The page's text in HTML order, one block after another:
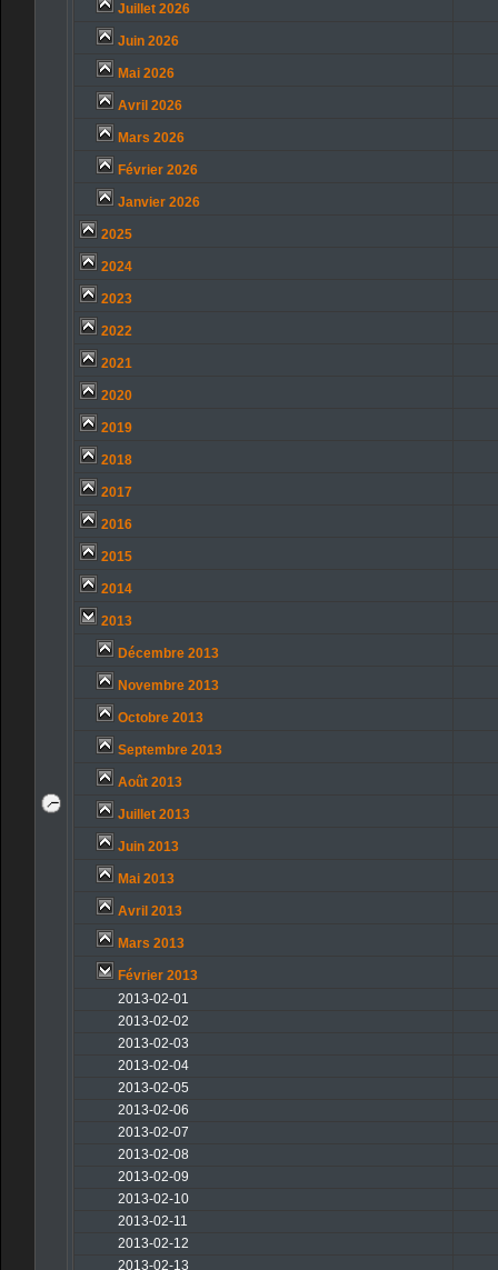
Juillet 2026
Juin 2026
Mai 2026
Avril 2026
Mars 2026
Février 2026
Janvier 2026
2025
2024
2023
2022
2021
2020
2019
2018
2017
2016
2015
2014
2013
Décembre 2013
Novembre 2013
Octobre 2013
Septembre 2013
Août 2013
Juillet 2013
Juin 2013
Mai 2013
Avril 2013
Mars 2013
Février 2013
2013-02-01
2013-02-02
2013-02-03
2013-02-04
2013-02-05
2013-02-06
2013-02-07
2013-02-08
2013-02-09
2013-02-10
2013-02-11
2013-02-12
2013-02-13